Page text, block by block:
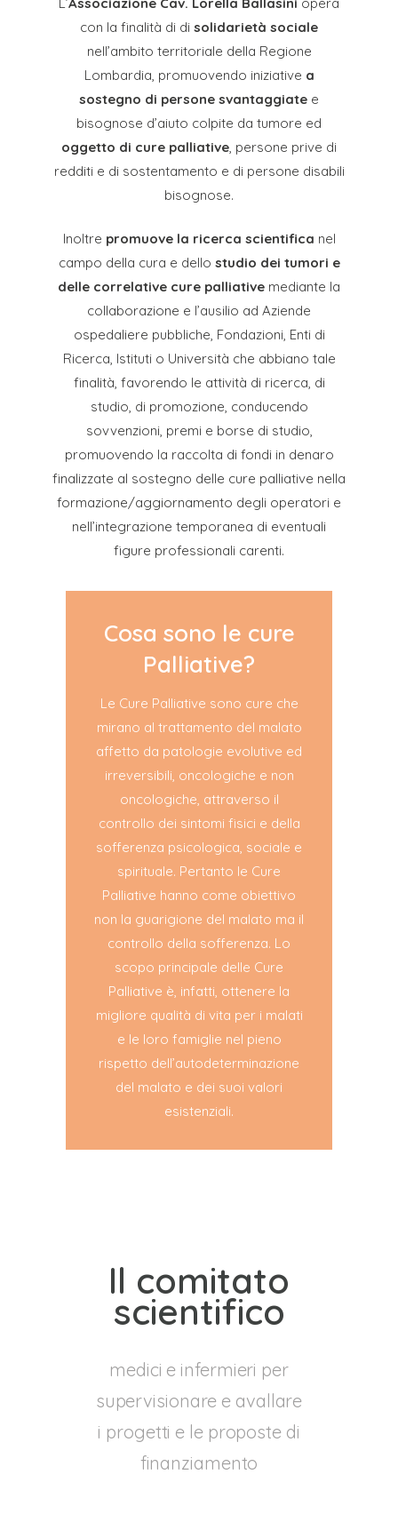
con la finalità di di solidarietà sociale
nell’ambito territoriale della Regione
Lombardia, promuovendo iniziative a
sostegno di persone svantaggiate e
bisognose d’aiuto colpite da tumore ed
oggetto di cure palliative, persone prive di
redditi e di sostentamento e di persone disabili
bisognose.
Inoltre promuove la ricerca scientifica nel
campo della cura e dello studio dei tumori e
delle correlative cure palliative mediante la
collaborazione e l’ausilio ad Aziende
ospedaliere pubbliche, Fondazioni, Enti di
Ricerca, Istituti o Università che abbiano tale
finalità, favorendo le attività di ricerca, di
studio, di promozione, conducendo
sovvenzioni, premi e borse di studio,
promuovendo la raccolta di fondi in denaro
finalizzate al sostegno delle cure palliative nella
formazione/aggiornamento degli operatori e
nell’integrazione temporanea di eventuali
figure professionali carenti.
Cosa sono le cure
Palliative?
Le Cure Palliative sono cure che
mirano al trattamento del malato
affetto da patologie evolutive ed
irreversibili, oncologiche e non
oncologiche, attraverso il
controllo dei sintomi fisici e della
sofferenza psicologica, sociale e
spirituale. Pertanto le Cure
Palliative hanno come obiettivo
non la guarigione del malato ma il
controllo della sofferenza. Lo
scopo principale delle Cure
Palliative è, infatti, ottenere la
migliore qualità di vita per i malati
e le loro famiglie nel pieno
rispetto dell’autodeterminazione
del malato e dei suoi valori
esistenziali.
Il comitato
scientifico
medici e infermieri per
supervisionare e avallare
i progetti e le proposte di
finanziamento